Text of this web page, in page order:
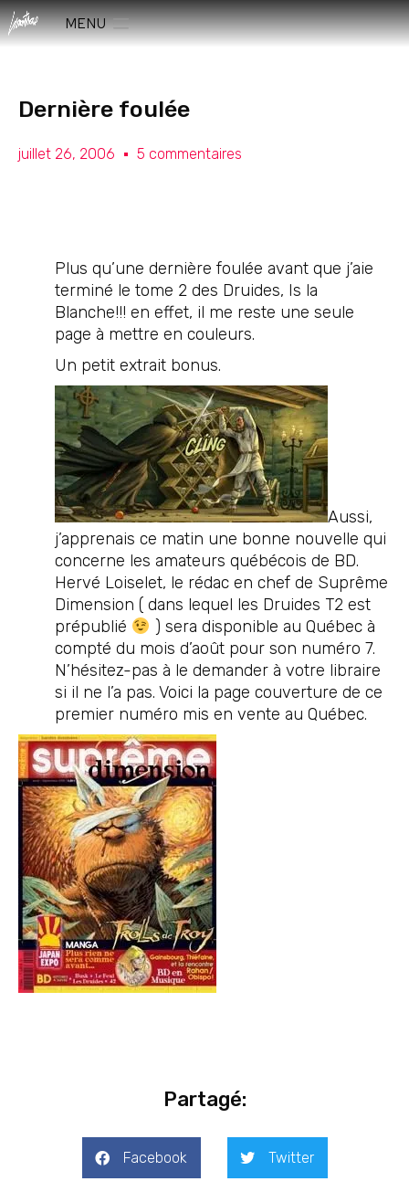
MENU
Dernière foulée
juillet 26, 2006 5 commentaires
Plus qu’une dernière foulée avant que j’aie
terminé le tome 2 des Druides, Is la
Blanche!!! en effet, il me reste une seule
page à mettre en couleurs.
Un petit extrait bonus.
Aussi,
j’apprenais ce matin une bonne nouvelle qui
concerne les amateurs québécois de BD.
Hervé Loiselet, le rédac en chef de Suprême
Dimension ( dans lequel les Druides T2 est
prépublié
) sera disponible au Québec à
compté du mois d’août pour son numéro 7.
N’hésitez-pas à le demander à votre libraire
si il ne l’a pas. Voici la page couverture de ce
premier numéro mis en vente au Québec.
Partagé:
Facebook Twitter